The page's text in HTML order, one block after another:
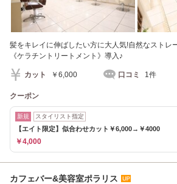
髪をキレイに伸ばしたい方に大人気!自然なストレ
《ケラチントリートメント》導入♪
カット ￥6,000 口コミ 1件
クーポン
新規 スタイリスト指定
【エイト限定】似合わせカット￥6,000→￥4000
￥4,000
カフェバー&美容室ポラリス